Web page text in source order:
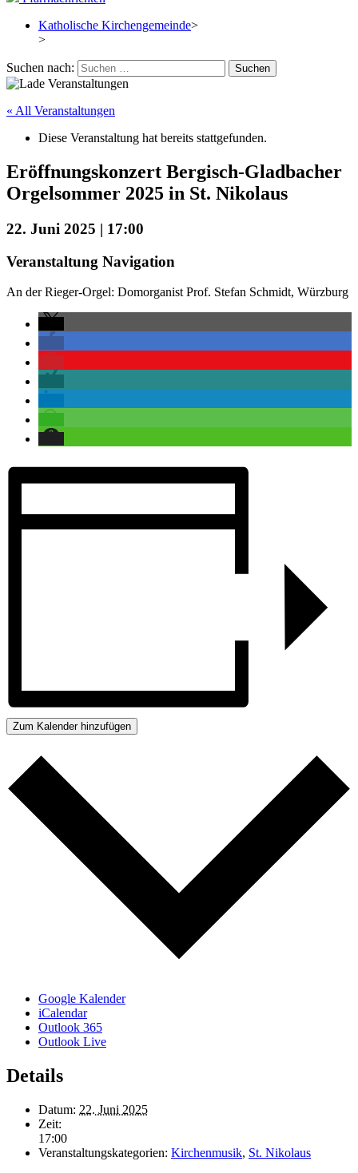
Katholische Kirchengemeinde>
>
Suchen nach:
« All Veranstaltungen
Diese Veranstaltung hat bereits stattgefunden.
Eröffnungskonzert Bergisch-Gladbacher
Orgelsommer 2025 in St. Nikolaus
22. Juni 2025 | 17:00
Veranstaltung Navigation
An der Rieger-Orgel: Domorganist Prof. Stefan Schmidt, Würzburg
Zum Kalender hinzufügen
Google Kalender
iCalendar
Outlook 365
Outlook Live
Details
Datum: 22. Juni 2025
Zeit:
17:00
Veranstaltungskategorien: Kirchenmusik, St. Nikolaus